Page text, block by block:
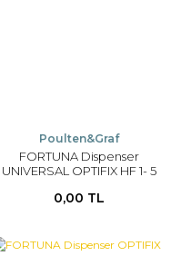
Poulten&Graf
FORTUNA Dispenser
UNIVERSAL OPTIFIX HF 1- 5
0,00 TL